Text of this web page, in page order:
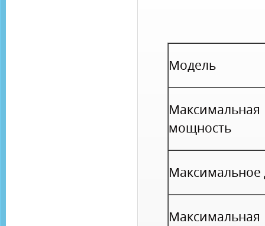
Модель
Максимальная
мощность
Максимальное
Максимальная